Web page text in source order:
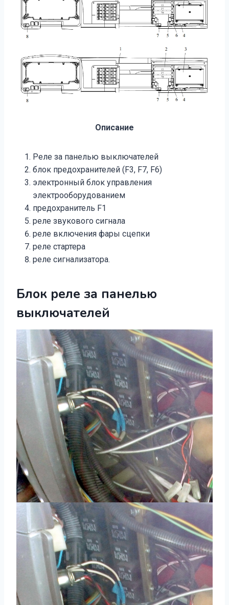
Описание
Реле за панелью выключателей
блок предохранителей (F3, F7, F6)
электронный блок управления
электрооборудованием
предохранитель F1
реле звукового сигнала
реле включения фары сцепки
реле стартера
реле сигнализатора.
Блок реле за панелью
выключателей